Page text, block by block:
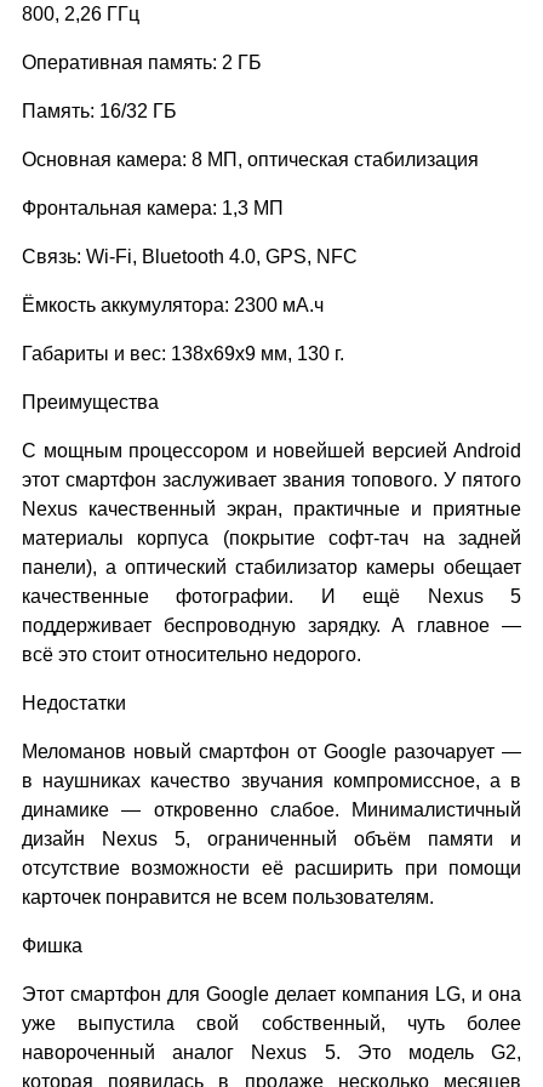
800, 2,26 ГГц
Оперативная память: 2 ГБ
Память: 16/32 ГБ
Основная камера: 8 МП, оптическая стабилизация
Фронтальная камера: 1,3 МП
Связь: Wi-Fi, Bluetooth 4.0, GPS, NFC
Ёмкость аккумулятора: 2300 мА.ч
Габариты и вес: 138x69x9 мм, 130 г.
Преимущества
С мощным процессором и новейшей версией Android
этот смартфон заслуживает звания топового. У пятого
Nexus качественный экран, практичные и приятные
материалы корпуса (покрытие софт-тач на задней
панели), а оптический стабилизатор камеры обещает
качественные фотографии. И ещё Nexus 5
поддерживает беспроводную зарядку. А главное —
всё это стоит относительно недорого.
Недостатки
Меломанов новый смартфон от Google разочарует —
в наушниках качество звучания компромиссное, а в
динамике — откровенно слабое. Минималистичный
дизайн Nexus 5, ограниченный объём памяти и
отсутствие возможности её расширить при помощи
карточек понравится не всем пользователям.
Фишка
Этот смартфон для Google делает компания LG, и она
уже выпустила свой собственный, чуть более
навороченный аналог Nexus 5. Это модель G2,
которая появилась в продаже несколько месяцев